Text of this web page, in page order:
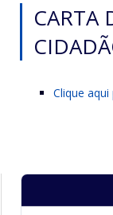
CARTA
Clique